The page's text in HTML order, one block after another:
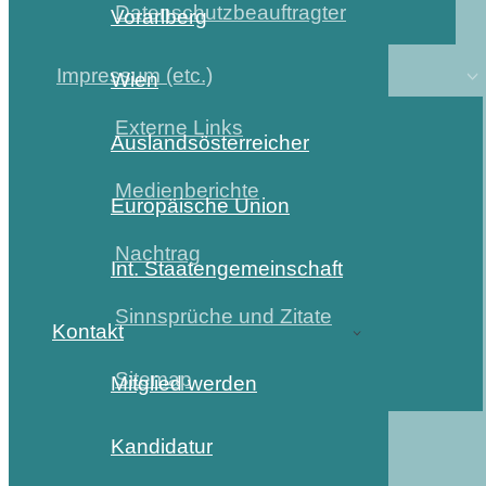
Datenschutzbeauftragter
Impressum (etc.)
Externe Links
Medienberichte
Nachtrag
Sinnsprüche und Zitate
Sitemap
Vorarlberg
Wien
Auslandsösterreicher
Europäische Union
Int. Staatengemeinschaft
Kontakt
Mitglied werden
Kandidatur